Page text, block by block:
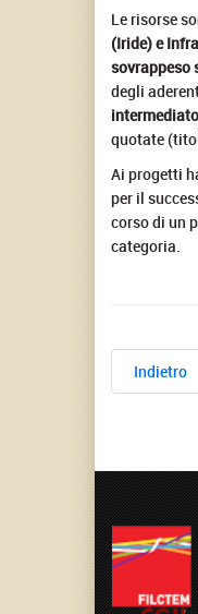
Le risorse
(Iride) e
sovrappeso
degli
quotate
Ai progetti
per il
corso di un
categoria.
Indietro